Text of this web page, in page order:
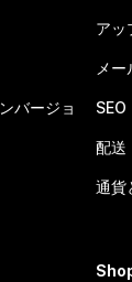
バージョ
アッ
メー
SEO
配送
通貨